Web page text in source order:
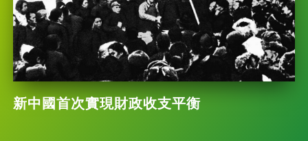
新中國首次實現財政收支平衡